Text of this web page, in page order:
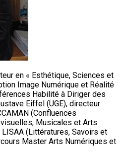
en « Esthétique, Sciences et
Image Numérique et Réalité
Habilité à Diriger des
Eiffel (UGE), directeur
(Confluences
Musicales et Arts
(Littératures, Savoirs et
Master Arts Numériques et